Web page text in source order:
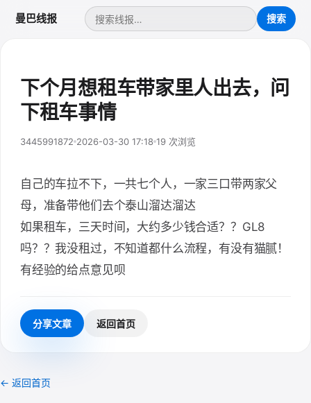
曼巴线报
下个月想租车带家里人出去，问
下租车事情
3445991872 2026-03-30 17:18 19 次浏览
自己的车拉不下，一共七个人，一家三口带两家父
母，准备带他们去个泰山溜达溜达
如果租车，三天时间，大约多少钱合适？？GL8
吗？？我没租过，不知道都什么流程，有没有猫腻！
有经验的给点意见呗
分享文章 返回首页
← 返回首页